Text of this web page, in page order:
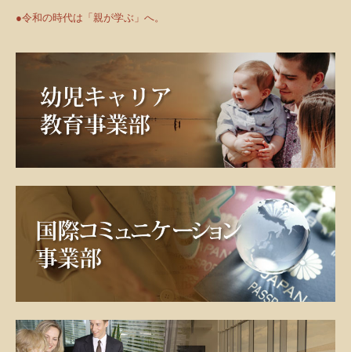
●令和の時代は「親が学ぶ」へ。